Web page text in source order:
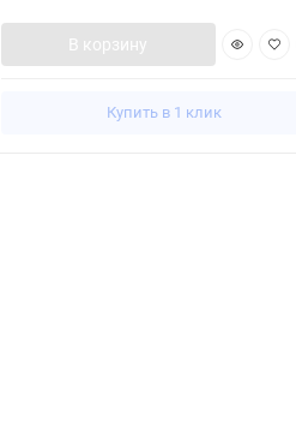
В корзину
Купить в 1 клик